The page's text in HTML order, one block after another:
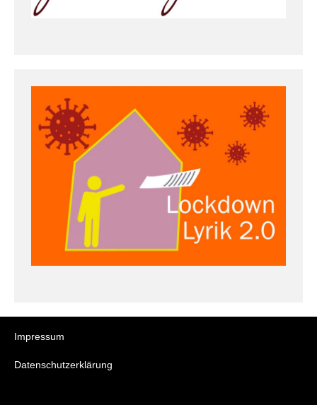
Impressum
Datenschutzerklärung